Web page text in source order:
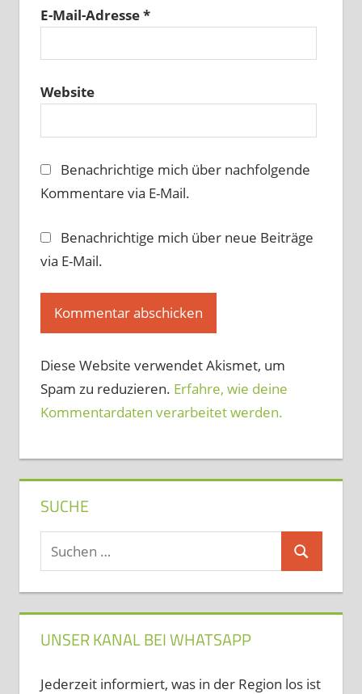
E-Mail-Adresse*
Website
Benachrichtige mich über nachfolgende
Kommentare via E-Mail.
Benachrichtige mich über neue Beiträge
via E-Mail.
Diese Website verwendet Akismet, um
Spam zu reduzieren. Erfahre, wie deine
Kommentardaten verarbeitet werden.
SUCHE
Suchen
nach:
Suchen
UNSER KANAL BEI WHATSAPP
Jederzeit informiert, was in der Region los ist